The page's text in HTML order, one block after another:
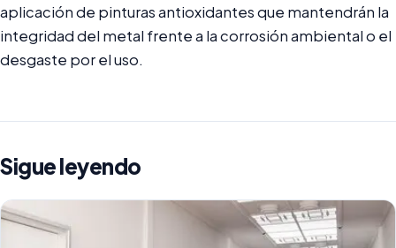
aplicación de pinturas antioxidantes que mantendrán la
integridad del metal frente a la corrosión ambiental o el
desgaste por el uso.
Sigue leyendo